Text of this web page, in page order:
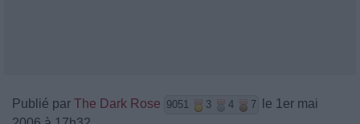
Publié par The Dark Rose 9051 3 4 7
le 1er mai